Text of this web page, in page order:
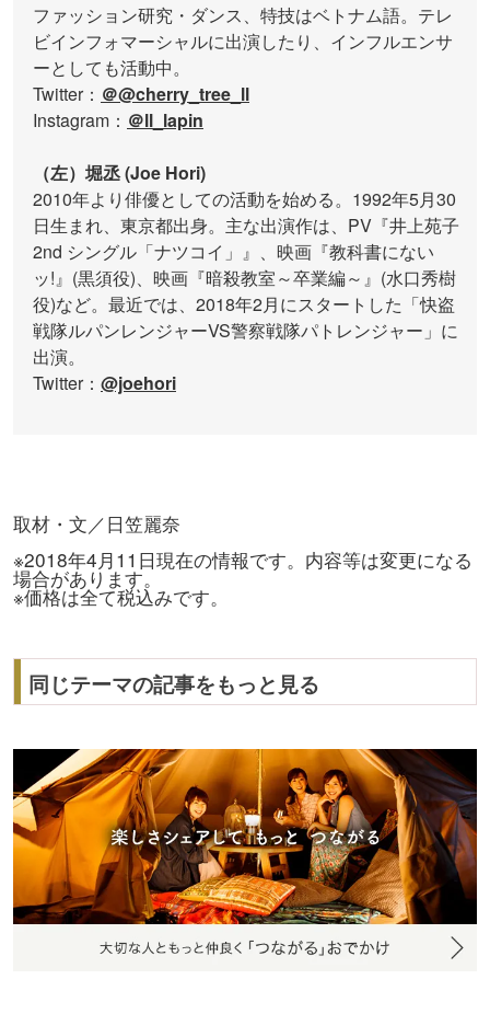
ファッション研究・ダンス、特技はベトナム語。テレ
ビインフォマーシャルに出演したり、インフルエンサ
ーとしても活動中。
Twitter： ＠@cherry_tree_ll
Instagram： ＠ll_lapin
（左）堀丞 (Joe Hori)
2010年より俳優としての活動を始める。1992年5月30
日生まれ、東京都出身。主な出演作は、PV『井上苑子
2nd シングル「ナツコイ」』、映画『教科書にない
ッ!』(黒須役)、映画『暗殺教室～卒業編～』(水口秀樹
役)など。最近では、2018年2月にスタートした「快盗
戦隊ルパンレンジャーVS警察戦隊パトレンジャー」に
出演。
Twitter： @joehori
取材・文／日笠麗奈
※2018年4月11日現在の情報です。内容等は変更になる
場合があります。
※価格は全て税込みです。
同じテーマの記事をもっと見る